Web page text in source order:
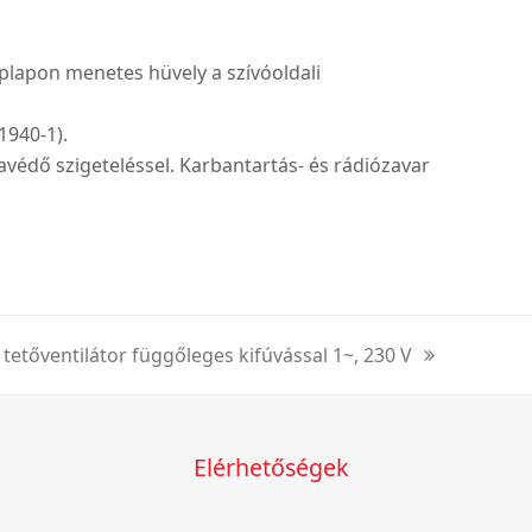
menetes hüvely a szívóoldali
1).
szigeteléssel. Karbantartás- és rádiózavar
függőleges kifúvással 1~, 230 V
Elérhetőségek